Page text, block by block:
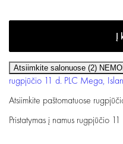
Atsiimkite salonuose (2)
rugpjūčio 11 d. PLC Mega,
Atsiimkite paštomatuose
Pristatymas į namus rugpjūčio 11